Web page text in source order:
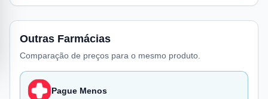
Outras Farmácias
Comparação de preços para o mesmo produto.
Pague Menos